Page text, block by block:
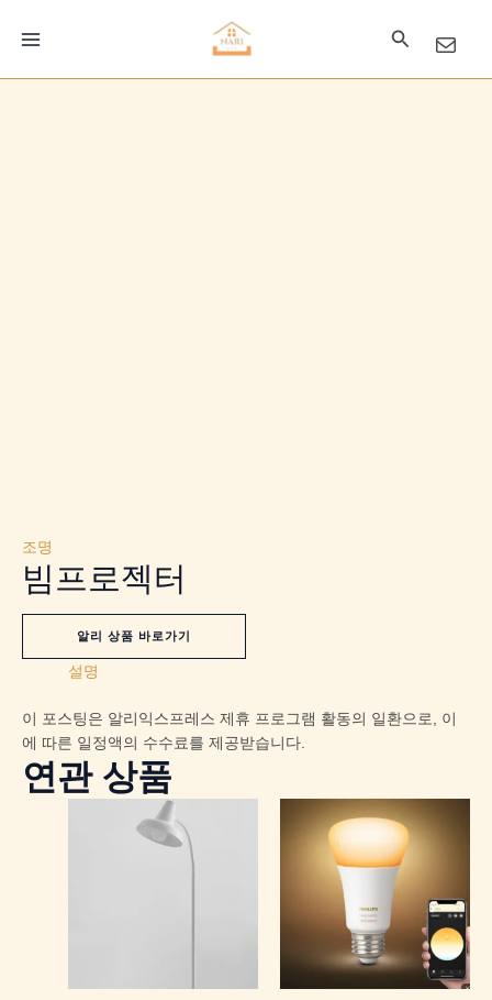
로
검
조명
빔프로젝터
알리 상품 바로가기
설명
이 포스팅은 알리익스프레스 제휴 프로그램 활동의 일환으로, 이
에 따른 일정액의 수수료를 제공받습니다.
연관 상품